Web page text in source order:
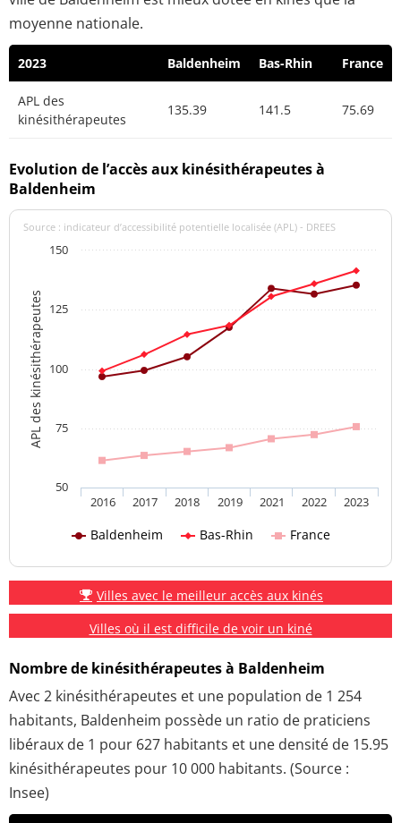
moyenne nationale.
2023 Baldenheim Bas-Rhin France
APL des
kinésithérapeutes
135.39 141.5 75.69
Evolution de l’accès aux kinésithérapeutes à
Baldenheim
APL des kinésithérapeutes
Source : indicateur d’accessibilité potentielle localisée (APL) - DREES
Baldenheim Bas-Rhin France
2016 2017 2018 2019 2021 2022 2023
50
75
100
125
150
Villes avec le meilleur accès aux kinés
Villes où il est difficile de voir un kiné
Nombre de kinésithérapeutes à Baldenheim
Avec 2 kinésithérapeutes et une population de 1 254
habitants, Baldenheim possède un ratio de praticiens
libéraux de 1 pour 627 habitants et une densité de 15.95
kinésithérapeutes pour 10 000 habitants. (Source :
Insee)